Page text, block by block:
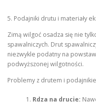
5. Podajniki drutu i materiały
Zimą wilgoć osadza się nie
spawalniczych. Drut
niezwykle podatny na
podwyższonej wilgotności.
Problemy z drutem i
Rdza na drucie: